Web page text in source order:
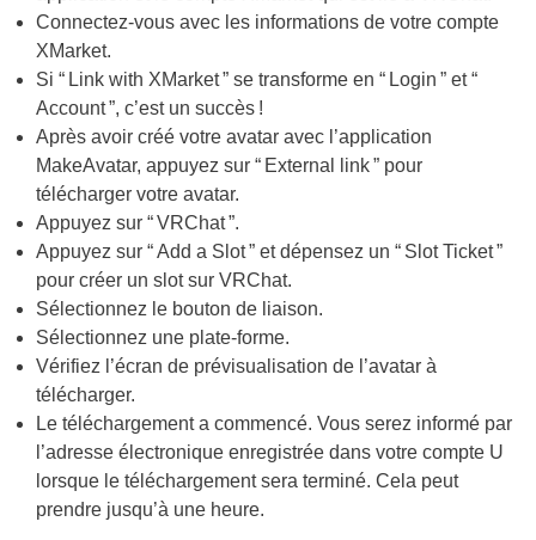
Connectez-vous avec les informations de votre compte
XMarket.
Si “ Link with XMarket ” se transforme en “ Login ” et “
Account ”, c’est un succès !
Après avoir créé votre avatar avec l’application
MakeAvatar, appuyez sur “ External link ” pour
télécharger votre avatar.
Appuyez sur “ VRChat ”.
Appuyez sur “ Add a Slot ” et dépensez un “ Slot Ticket ”
pour créer un slot sur VRChat.
Sélectionnez le bouton de liaison.
Sélectionnez une plate-forme.
Vérifiez l’écran de prévisualisation de l’avatar à
télécharger.
Le téléchargement a commencé. Vous serez informé par
l’adresse électronique enregistrée dans votre compte U
lorsque le téléchargement sera terminé. Cela peut
prendre jusqu’à une heure.